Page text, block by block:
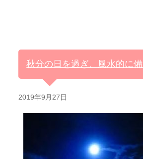
秋分の日を過ぎ、風水的に
2019年9月27日